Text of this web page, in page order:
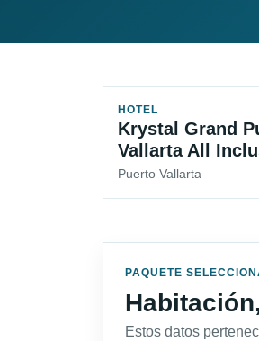
HOTEL
Krystal Grand
Vallarta All
Puerto Vallarta
PAQUETE
Estos datos